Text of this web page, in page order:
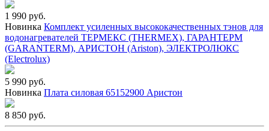
1 990 руб.
Новинка Комплект усиленных высококачественных тэнов для
водонагревателей ТЕРМЕКС (THERMEX), ГАРАНТЕРМ
(GARANTERM), АРИСТОН (Ariston), ЭЛЕКТРОЛЮКС
(Electrolux)
5 990 руб.
Новинка Плата силовая 65152900 Аристон
8 850 руб.